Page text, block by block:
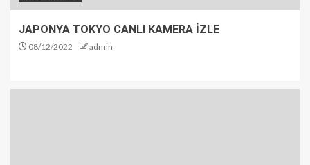
JAPONYA TOKYO CANLI KAMERA İZLE
08/12/2022 admin